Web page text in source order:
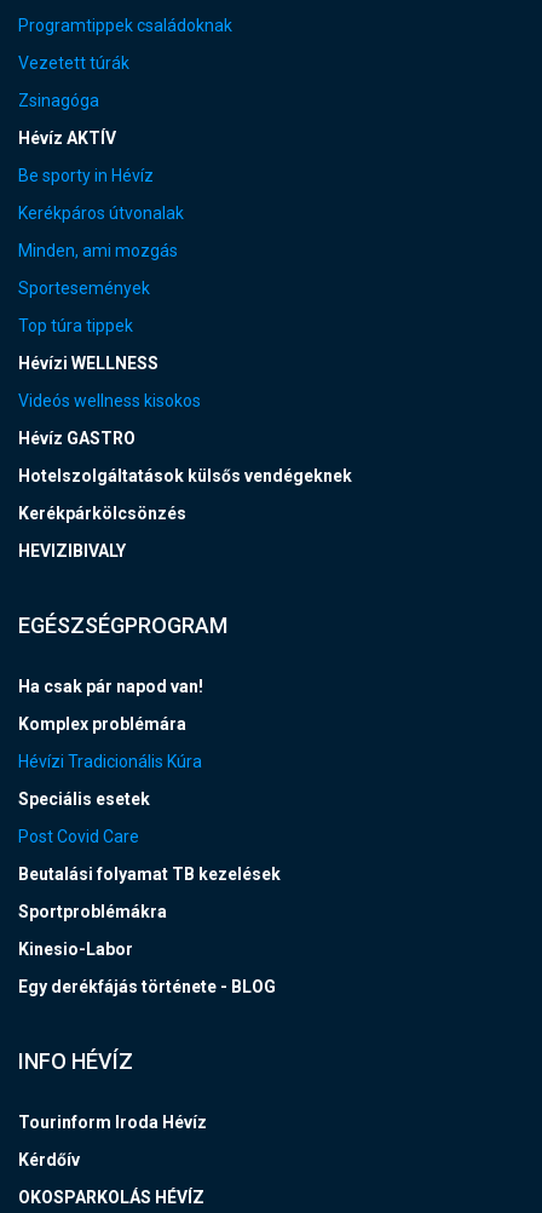
Programtippek családoknak
Vezetett túrák
Zsinagóga
Hévíz AKTÍV
Be sporty in Hévíz
Kerékpáros útvonalak
Minden, ami mozgás
Sportesemények
Top túra tippek
Hévízi WELLNESS
Videós wellness kisokos
Hévíz GASTRO
Hotelszolgáltatások külsős vendégeknek
Kerékpárkölcsönzés
HEVIZIBIVALY
EGÉSZSÉGPROGRAM
Ha csak pár napod van!
Komplex problémára
Hévízi Tradicionális Kúra
Speciális esetek
Post Covid Care
Beutalási folyamat TB kezelések
Sportproblémákra
Kinesio-Labor
Egy derékfájás története - BLOG
INFO HÉVÍZ
Tourinform Iroda Hévíz
Kérdőív
OKOSPARKOLÁS HÉVÍZ